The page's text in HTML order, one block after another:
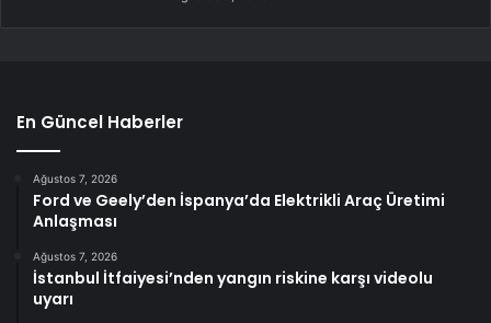
En Güncel Haberler
Ağustos 7, 2026
Ford ve Geely’den İspanya’da Elektrikli Araç Üretimi
Anlaşması
Ağustos 7, 2026
İstanbul İtfaiyesi’nden yangın riskine karşı videolu
uyarı